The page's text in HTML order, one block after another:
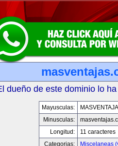
dueño de este dominio lo
Mayusculas:
Minusculas:
Longitud:
11 caracteres
Categorias:
Miscelaneas